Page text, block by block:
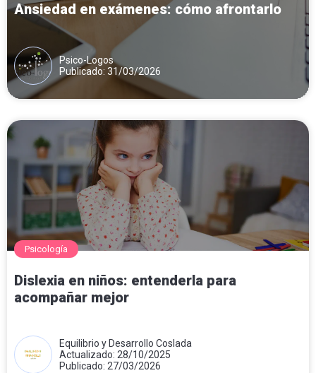
Ansiedad en exámenes: cómo afrontarlo
Psico-Logos
Publicado: 31/03/2026
Psicología
Dislexia en niños: entenderla para
acompañar mejor
Equilibrio y Desarrollo Coslada
Actualizado: 28/10/2025
Publicado: 27/03/2026